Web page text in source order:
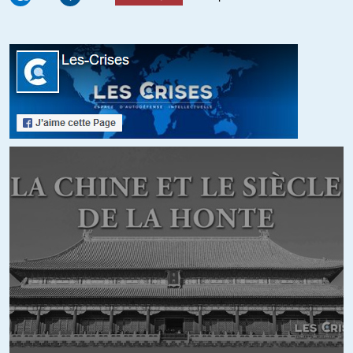
campagne de terreur et de coups tordus permanents. Donc non, on
d’ailleurs, toutes celles visées par le supremacisme irrespirable des
neocons.
+27 ALERTER
« Idlib, dernier havre des rescapés des autres batailles, … »
« Et Donald Trump, que l’on a connu moins prudent, ne menace
d’intervenir qu’en cas d’utilisation d’armes chimiques »
Jupiter soit loué, Le Donald t’a entendu, Sara, « grand reporter et
spécialiste du Moyen-Orient » :
https://francais.rt.com/international/53892-etats-unis-ne-
menacent-plus-seulement-intervenir-usage-armes-chimiques-syrie